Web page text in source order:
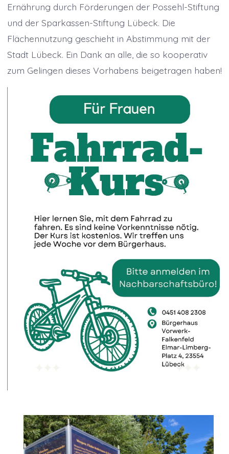
Ernährung durch Förderungen der Possehl-Stiftung
und der Sparkassen-Stiftung Lübeck. Die
Flächennutzung geschieht in Abstimmung mit der
Stadt Lübeck. Ein Dank an alle, die so kooperativ
zum Gelingen dieses Vorhabens beigetragen haben!